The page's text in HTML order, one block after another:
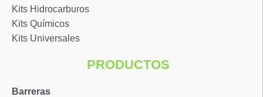
Kits Hidrocarburos
Kits Químicos
Kits Universales
PRODUCTOS
Barreras